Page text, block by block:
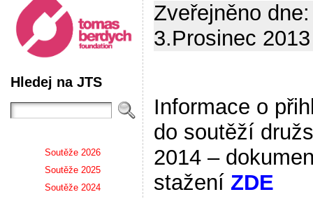
Hledej na JTS
Soutěže 2026
Soutěže 2025
Soutěže 2024
Zveřejněno dne:
3.Prosinec
Informace o
do soutěží
2014 –
stažení ZDE